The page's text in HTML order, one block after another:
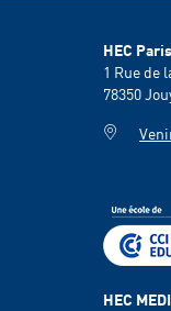
HEC Paris
1 Rue de
78350
HEC